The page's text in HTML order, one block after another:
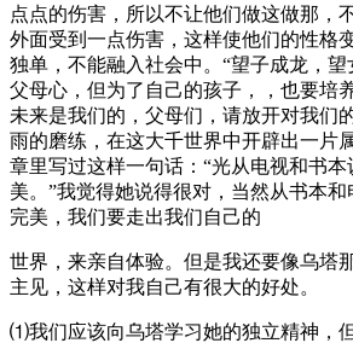
点点的伤害，所以不让他们做这做那，
外面受到一点伤害，这样使他们的性格
独单，不能融入社会中。“望子成龙，
父母心，但为了自己的孩子，，也要培
未来是我们的，父母们，请放开对我们
雨的磨练，在这大千世界中开辟出一片
章里写过这样一句话：“光从电视和书
美。”我觉得她说得很对，当然从书本
完美，我们要走出我们自己的
世界，来亲自体验。但是我还要像乌塔
主见，这样对我自己有很大的好处。
⑴我们应该向乌塔学习她的独立精神，